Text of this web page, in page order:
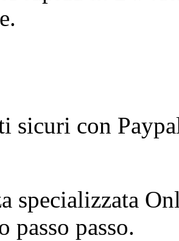
sicuri con
specializzata
passo passo.